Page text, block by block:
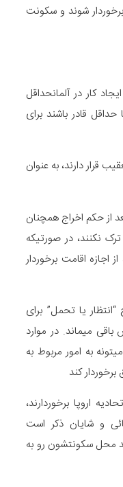
شوند و سکونت
کار در آلمانحداقل
قادر باشند برای
قرار دارند، به عنوان
از حکم اخراج همچنان
نکنند، در صورتیکه
اجازه اقامت برخوردار
یا تحمل” برای
میماند. در موارد
به امور مربوط به
کند
اروپا برخوردارند،
و شایان ذکر است
محل سکونتشون رو به